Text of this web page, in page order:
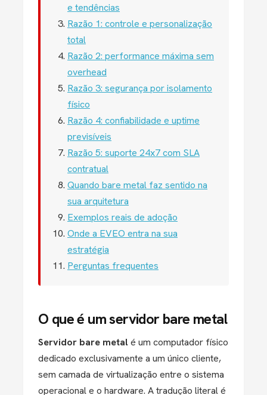
e tendências
Razão 1: controle e personalização
total
Razão 2: performance máxima sem
overhead
Razão 3: segurança por isolamento
físico
Razão 4: confiabilidade e uptime
previsíveis
Razão 5: suporte 24x7 com SLA
contratual
Quando bare metal faz sentido na
sua arquitetura
Exemplos reais de adoção
Onde a EVEO entra na sua
estratégia
Perguntas frequentes
O que é um servidor bare metal
Servidor bare metalé um computador físico
dedicado exclusivamente a um único cliente,
sem camada de virtualização entre o sistema
operacional e o hardware. A tradução literal é